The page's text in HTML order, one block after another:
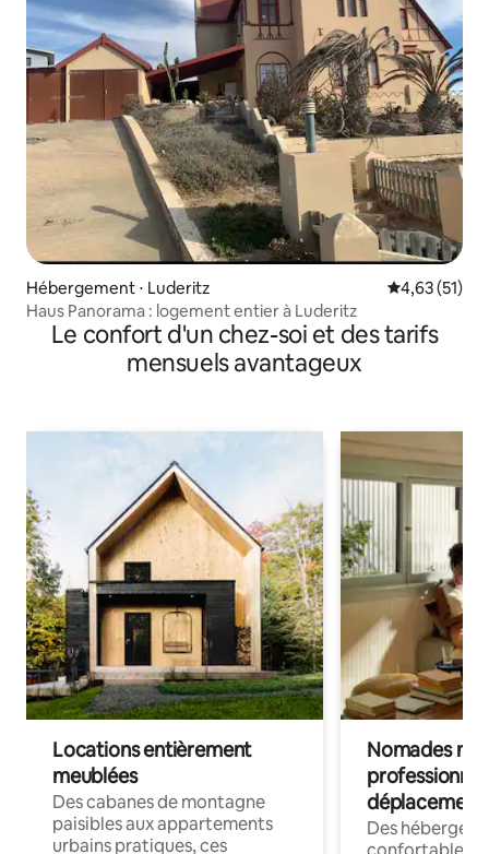
Hébergement ⋅ Luderitz Évaluation
4,63 (51)
Haus Panorama : logement entier à Luderitz
Le confort d'un chez-soi et des tarifs
mensuels avantageux
Locations entièrement
meublées
Des cabanes de montagne
paisibles aux appartements
urbains pratiques, ces
Nomades
déplacement
Des